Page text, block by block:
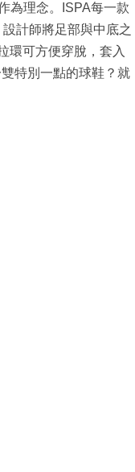
為理念。ISPA每一款
計師將足部與中底之
環可方便穿脫，套入
特別一點的球鞋？就